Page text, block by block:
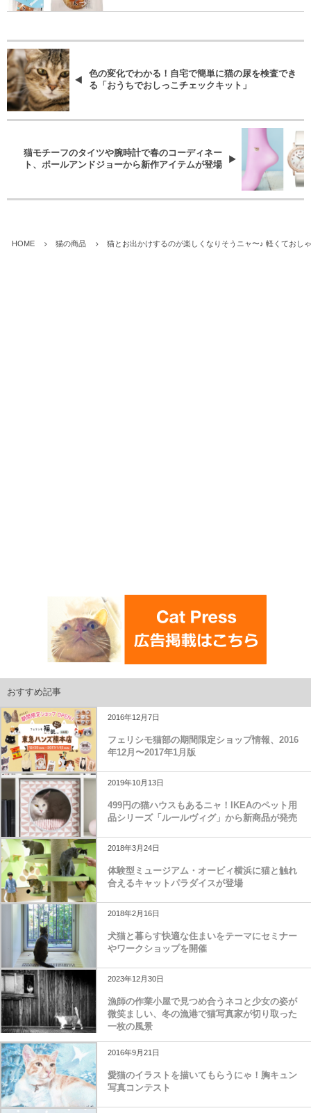
色の変化でわかる！自宅で簡単に猫の尿を検査でき
る「おうちでおしっこチェックキット」
猫モチーフのタイツや腕時計で春のコーディネー
ト、ポールアンドジョーから新作アイテムが登場
HOME 猫の商品 猫とお出かけするのが楽しくなりそうニャ〜♪ 軽くておし
おすすめ記事
2016年12月7日
フェリシモ猫部の期間限定ショップ情報、2016
年12月〜2017年1月版
2019年10月13日
499円の猫ハウスもあるニャ！IKEAのペット用
品シリーズ「ルールヴィグ」から新商品が発売
2018年3月24日
体験型ミュージアム・オービィ横浜に猫と触れ
合えるキャットパラダイスが登場
2018年2月16日
犬猫と暮らす快適な住まいをテーマにセミナー
やワークショップを開催
2023年12月30日
漁師の作業小屋で見つめ合うネコと少女の姿が
微笑ましい、冬の漁港で猫写真家が切り取った
一枚の風景
2016年9月21日
愛猫のイラストを描いてもらうにゃ！胸キュン
写真コンテスト